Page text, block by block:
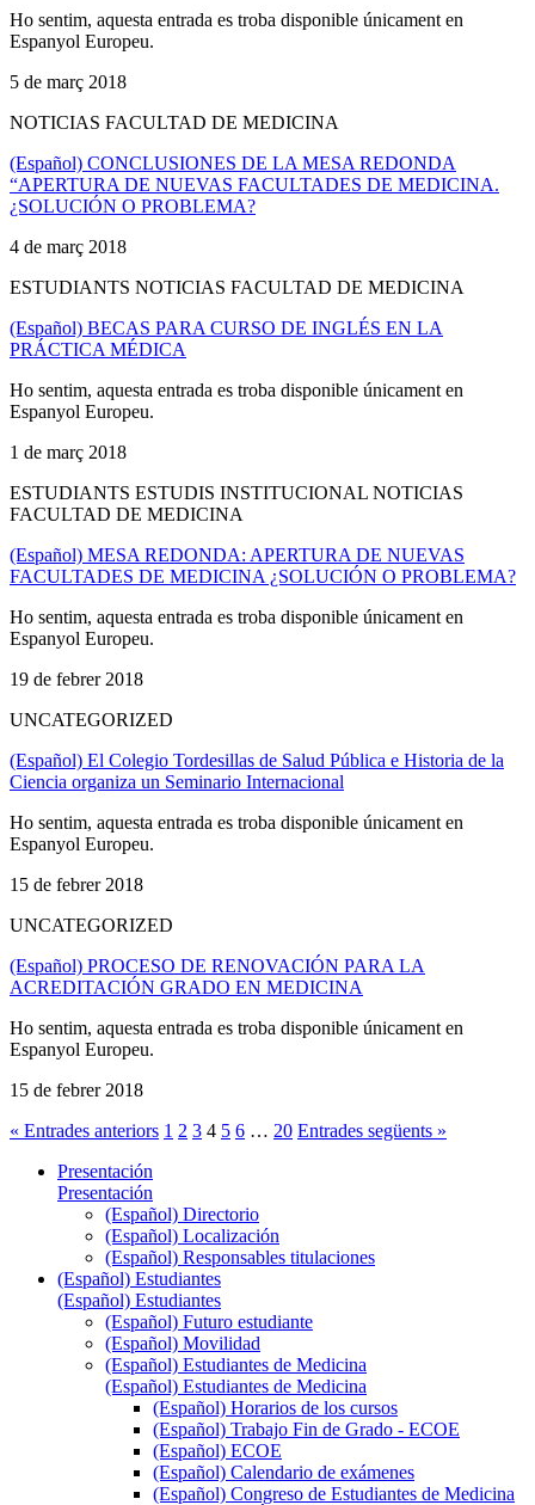
Ho sentim, aquesta entrada es troba disponible únicament en
Espanyol Europeu.
5 de març 2018
NOTICIAS FACULTAD DE MEDICINA
(Español) CONCLUSIONES DE LA MESA REDONDA
“APERTURA DE NUEVAS FACULTADES DE MEDICINA.
¿SOLUCIÓN O PROBLEMA?
4 de març 2018
ESTUDIANTS NOTICIAS FACULTAD DE MEDICINA
(Español) BECAS PARA CURSO DE INGLÉS EN LA
PRÁCTICA MÉDICA
Ho sentim, aquesta entrada es troba disponible únicament en
Espanyol Europeu.
1 de març 2018
ESTUDIANTS ESTUDIS INSTITUCIONAL NOTICIAS
FACULTAD DE MEDICINA
(Español) MESA REDONDA: APERTURA DE NUEVAS
FACULTADES DE MEDICINA ¿SOLUCIÓN O PROBLEMA?
Ho sentim, aquesta entrada es troba disponible únicament en
Espanyol Europeu.
19 de febrer 2018
UNCATEGORIZED
(Español) El Colegio Tordesillas de Salud Pública e Historia de la
Ciencia organiza un Seminario Internacional
Ho sentim, aquesta entrada es troba disponible únicament en
Espanyol Europeu.
15 de febrer 2018
UNCATEGORIZED
(Español) PROCESO DE RENOVACIÓN PARA LA
ACREDITACIÓN GRADO EN MEDICINA
Ho sentim, aquesta entrada es troba disponible únicament en
Espanyol Europeu.
15 de febrer 2018
« Entrades anteriors 1 2 3 4 5 6 … 20 Entrades següents »
Presentación
Presentación
(Español) Directorio
(Español) Localización
(Español) Responsables titulaciones
(Español) Estudiantes
(Español) Estudiantes
(Español) Futuro estudiante
(Español) Movilidad
(Español) Estudiantes de Medicina
(Español) Estudiantes de Medicina
(Español) Horarios de los cursos
(Español) Trabajo Fin de Grado - ECOE
(Español) ECOE
(Español) Calendario de exámenes
(Español) Congreso de Estudiantes de Medicina